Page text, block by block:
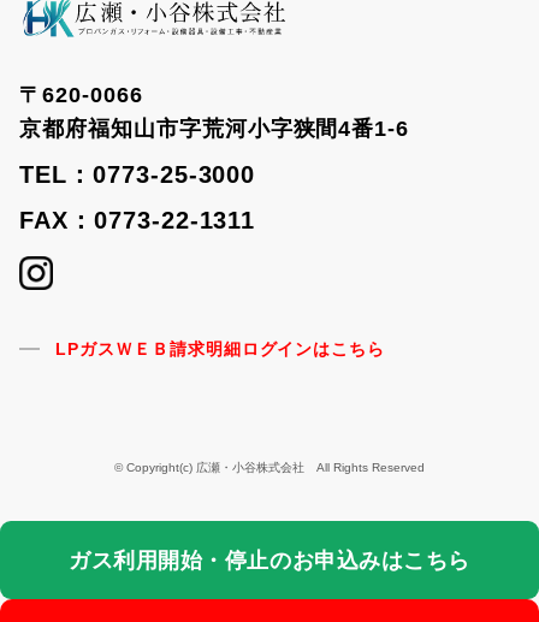
ガス利用開始・停止のお申込みはこちら
〒620-0066
京都府福知山市字荒河小字狭間4番1-6
TEL：0773-25-3000
FAX：0773-22-1311
LPガスＷＥＢ請求明細ログインはこちら
© Copyright(c) 広瀬・小谷株式会社 All Rights Reserved